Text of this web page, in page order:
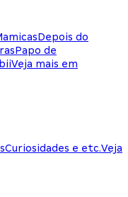
Depois do
Papo de
Veja mais em
Curiosidades e etc.Veja